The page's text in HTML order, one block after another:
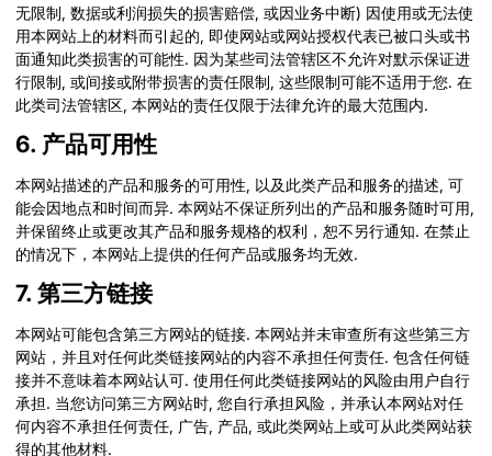
无限制, 数据或利润损失的损害赔偿, 或因业务中断) 因使用或无法使
用本网站上的材料而引起的, 即使网站或网站授权代表已被口头或书
面通知此类损害的可能性. 因为某些司法管辖区不允许对默示保证进
行限制, 或间接或附带损害的责任限制, 这些限制可能不适用于您. 在
此类司法管辖区, 本网站的责任仅限于法律允许的最大范围内.
6. 产品可用性
本网站描述的产品和服务的可用性, 以及此类产品和服务的描述, 可
能会因地点和时间而异. 本网站不保证所列出的产品和服务随时可用,
并保留终止或更改其产品和服务规格的权利，恕不另行通知. 在禁止
的情况下，本网站上提供的任何产品或服务均无效.
7. 第三方链接
本网站可能包含第三方网站的链接. 本网站并未审查所有这些第三方
网站，并且对任何此类链接网站的内容不承担任何责任. 包含任何链
接并不意味着本网站认可. 使用任何此类链接网站的风险由用户自行
承担. 当您访问第三方网站时, 您自行承担风险，并承认本网站对任
何内容不承担任何责任, 广告, 产品, 或此类网站上或可从此类网站获
得的其他材料.